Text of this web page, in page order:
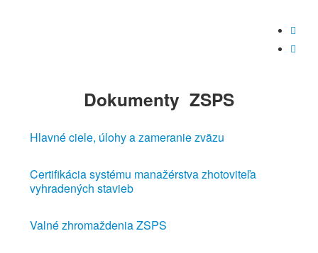


Dokumenty ZSPS
Hlavné ciele, úlohy a zameranie zväzu
Certifikácia systému manažérstva zhotoviteľa
vyhradených stavieb
Valné zhromaždenia ZSPS